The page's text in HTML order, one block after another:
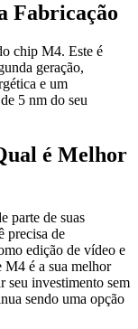
Fabricação
chip M4. Este é
geração,
e um
5 nm do seu
é Melhor
parte de suas
precisa de
edição de vídeo e
é a sua melhor
seu investimento sem
sendo uma opção